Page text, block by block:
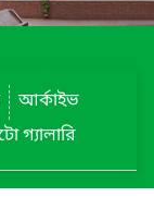
আর্কাইভ
গ্যালারি